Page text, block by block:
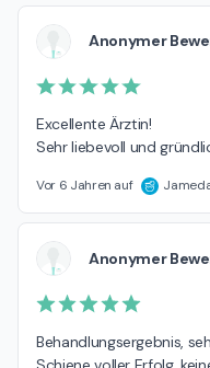
Anonymer
Excellente Ärztin!
Sehr liebevoll und
Vor 6 Jahren auf
Anonymer
Behandlungsergebnis,